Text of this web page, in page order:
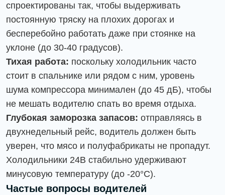
спроектированы так, чтобы выдерживать
постоянную тряску на плохих дорогах и
бесперебойно работать даже при стоянке на
уклоне (до 30-40 градусов).
Тихая работа: поскольку холодильник часто
стоит в спальнике или рядом с ним, уровень
шума компрессора минимален (до 45 дБ), чтобы
не мешать водителю спать во время отдыха.
Глубокая заморозка запасов: отправляясь в
двухнедельный рейс, водитель должен быть
уверен, что мясо и полуфабрикаты не пропадут.
Холодильники 24В стабильно удерживают
минусовую температуру (до -20°C).
Частые вопросы водителей